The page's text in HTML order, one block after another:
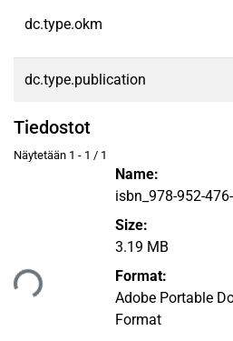
dc.type.okm
dc.type.publication
Tiedostot
Näytetään 1 - 1 / 1
Name:
isbn_978-952-
Size:
3.19 MB
Format:
Adobe Portable
Format